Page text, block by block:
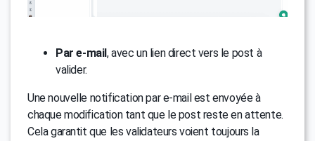
Par e-mail, avec un lien direct vers le post à
valider.
Une nouvelle notification par e-mail est envoyée à
chaque modification tant que le post reste en attente.
Cela garantit que les validateurs voient toujours la